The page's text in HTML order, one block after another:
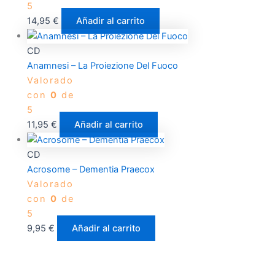
5
14,95 € Añadir al carrito
CD
Anamnesi – La Proiezione Del Fuoco
Valorado
con 0 de
5
11,95 € Añadir al carrito
CD
Acrosome – Dementia Praecox
Valorado
con 0 de
5
9,95 € Añadir al carrito